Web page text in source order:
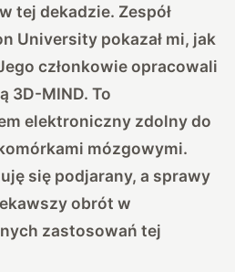
tej dekadzie. Zespół
University pokazał mi, jak
członkowie opracowali
3D-MIND. To
elektroniczny zdolny do
mózgowymi.
się podjarany, a sprawy
obrót w
zastosowań tej